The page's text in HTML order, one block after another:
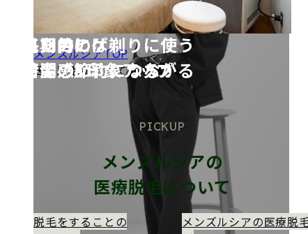
メンズルシアTOP
医療脱毛が初めての方へ
PICKUP
メンズルシアの
医療脱毛について
脱毛をすることの
メンズルシアの医療脱
毎日のヒゲ剃りに使う
時間の節約になる！
長期的には
お金の節約につながる
見た目の
清潔感&印象アップ